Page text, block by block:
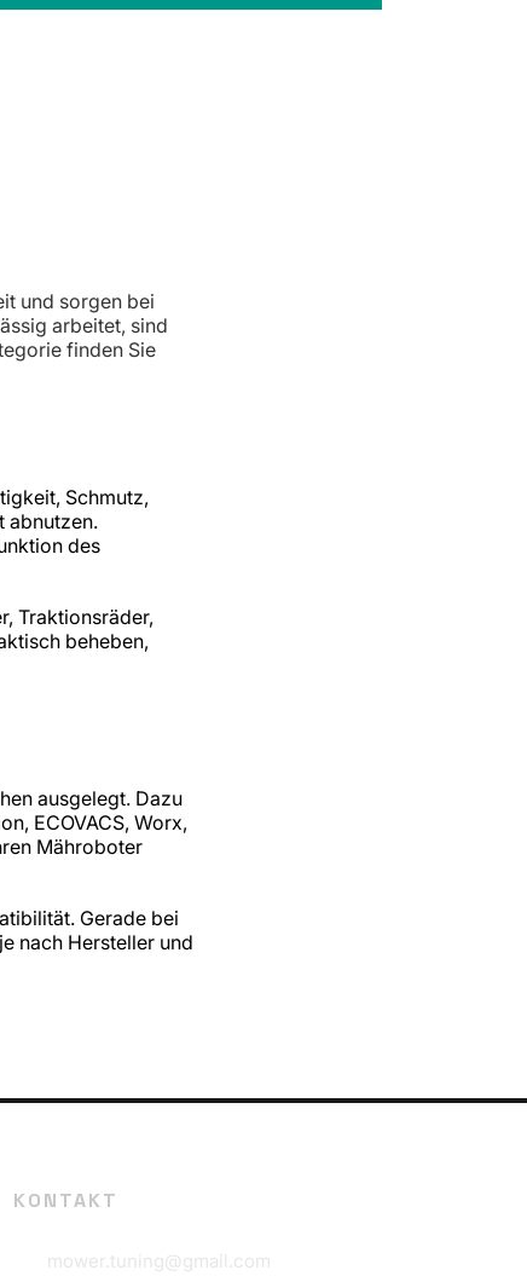
und sorgen bei
arbeitet, sind
finden Sie
Schmutz,
abnutzen.
des
Traktionsräder,
beheben,
ausgelegt. Dazu
ECOVACS, Worx,
Mähroboter
Gerade bei
nach Hersteller und
KONTAKT
mower.tuning@gmail.com